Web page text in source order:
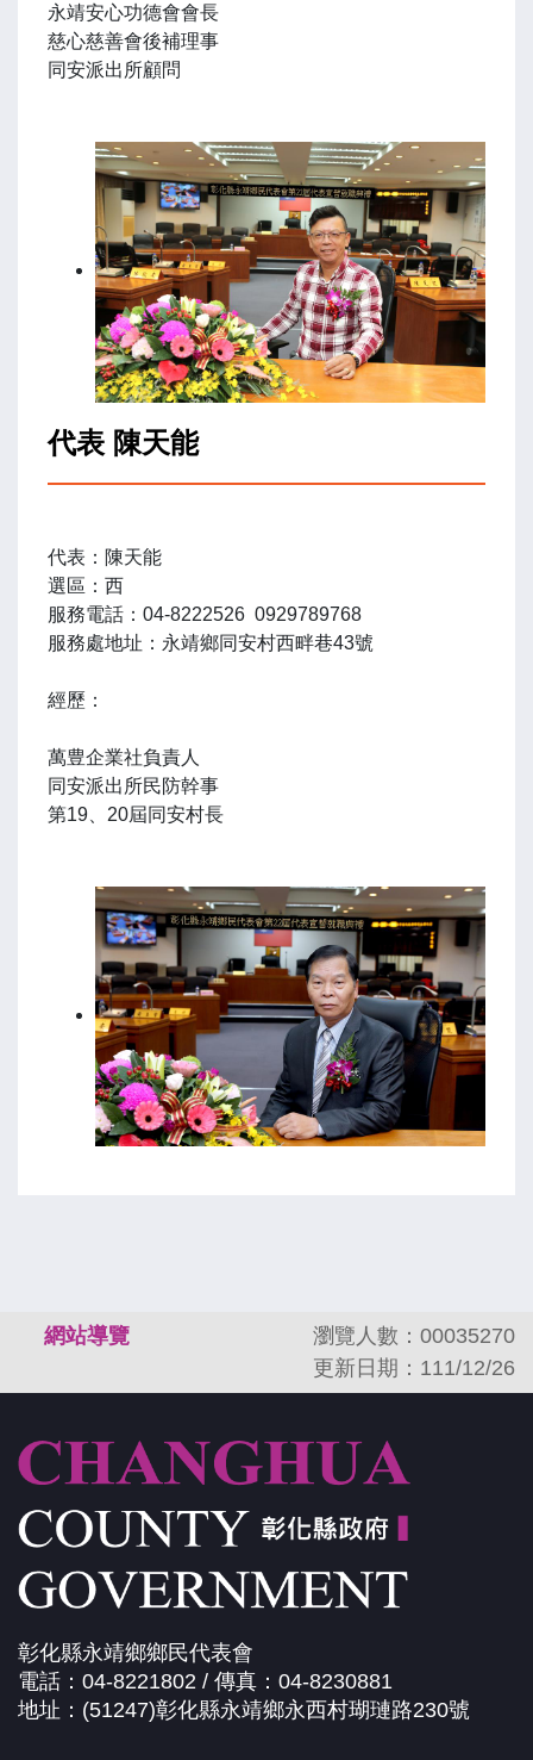
永靖安心功德會會長
慈心慈善會後補理事
同安派出所顧問
代表 陳天能
代表：陳天能
選區：西
服務電話：04-8222526 0929789768
服務處地址：永靖鄉同安村西畔巷43號
經歷：
萬豊企業社負責人
同安派出所民防幹事
第19、20屆同安村長
網站導覽
瀏覽人數：00035270
更新日期：111/12/26
彰化縣永靖鄉鄉民代表會
電話：04-8221802 / 傳真：04-8230881
地址：(51247)彰化縣永靖鄉永西村瑚璉路230號